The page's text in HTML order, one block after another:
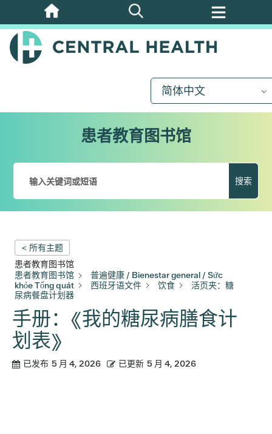
跳
至
主
简体中文
患者教育图书馆
搜索
< 所有主题
患者教育图书馆
患者教育图书馆
普遍健康 / Bienestar general / Sức
khỏe Tổng quát
西班牙语文件 饮食
活页夹：糖
尿病餐盘计划器
手册：《我的糖尿病膳食计
划表》
已发布 5 月 4, 2026 已更新 5 月 4, 2026